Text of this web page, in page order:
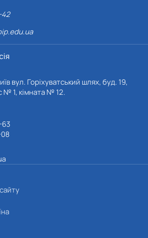
вул. Горіхуватський шлях, буд. 19,
№ 1, кімната № 12.